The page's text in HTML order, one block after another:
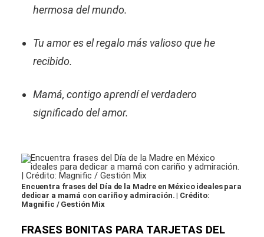
hermosa del mundo.
Tu amor es el regalo más valioso que he
recibido.
Mamá, contigo aprendí el verdadero
significado del amor.
Encuentra frases del Día de la Madre en México ideales para
dedicar a mamá con cariño y admiración. | Crédito:
Magnific / Gestión Mix
FRASES BONITAS PARA TARJETAS DEL